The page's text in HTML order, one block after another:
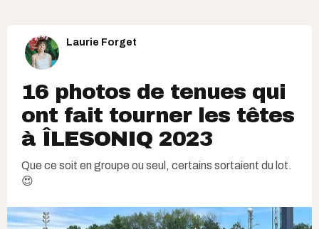
Laurie Forget
16 photos de tenues qui
ont fait tourner les têtes
à ÎLESONIQ 2023
Que ce soit en groupe ou seul, certains sortaient du lot.
😍